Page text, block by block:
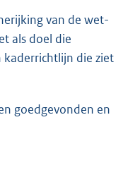
van de wet-
als doel die
kaderrichtlijn die ziet
goedgevonden en